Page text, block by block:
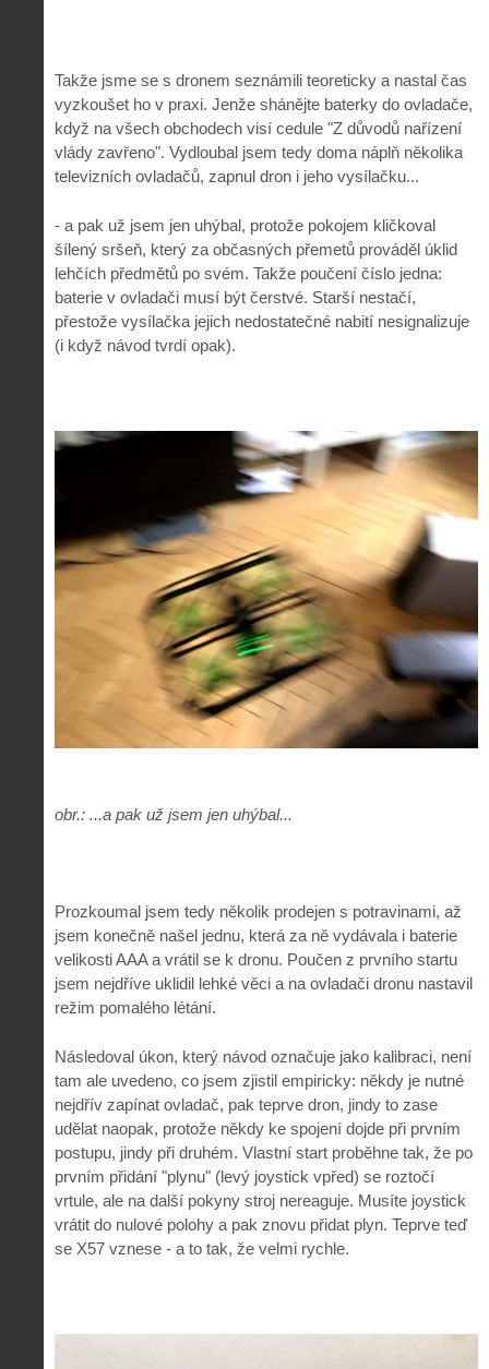
Takže jsme se s dronem seznámili teoreticky a nastal čas
vyzkoušet ho v praxi. Jenže shánějte baterky do ovladače,
když na všech obchodech visí cedule "Z důvodů nařízení
vlády zavřeno". Vydloubal jsem tedy doma náplň několika
televizních ovladačů, zapnul dron i jeho vysílačku...
- a pak už jsem jen uhýbal, protože pokojem kličkoval
šílený sršeň, který za občasných přemetů prováděl úklid
lehčích předmětů po svém. Takže poučení číslo jedna:
baterie v ovladači musí být čerstvé. Starší nestačí,
přestože vysílačka jejich nedostatečné nabití nesignalizuje
(i když návod tvrdí opak).
obr.: ...a pak už jsem jen uhýbal...
Prozkoumal jsem tedy několik prodejen s potravinami, až
jsem konečně našel jednu, která za ně vydávala i baterie
velikosti AAA a vrátil se k dronu. Poučen z prvního startu
jsem nejdříve uklidil lehké věci a na ovladači dronu nastavil
režim pomalého létání.
Následoval úkon, který návod označuje jako kalibraci, není
tam ale uvedeno, co jsem zjistil empiricky: někdy je nutné
nejdřív zapínat ovladač, pak teprve dron, jindy to zase
udělat naopak, protože někdy ke spojení dojde při prvním
postupu, jindy při druhém. Vlastní start proběhne tak, že po
prvním přidání "plynu" (levý joystick vpřed) se roztočí
vrtule, ale na další pokyny stroj nereaguje. Musíte joystick
vrátit do nulové polohy a pak znovu přidat plyn. Teprve teď
se X57 vznese - a to tak, že velmi rychle.